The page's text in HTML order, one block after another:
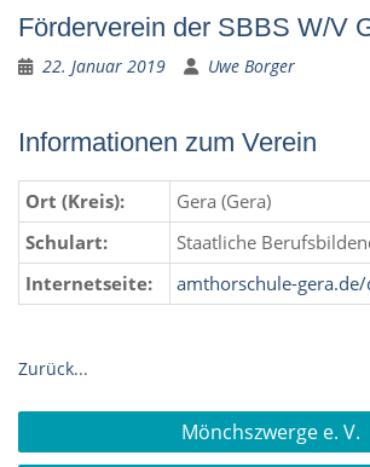
Förderverein der SBBS W/V
22. Januar 2019 Uwe Borger
Informationen zum Verein
Ort (Kreis):
Gera (Gera)
Schulart:
Staatliche
Internetseite:
amthorschule-
Zurück...
Beitragsnavigation
Mönchszwerge e. V.